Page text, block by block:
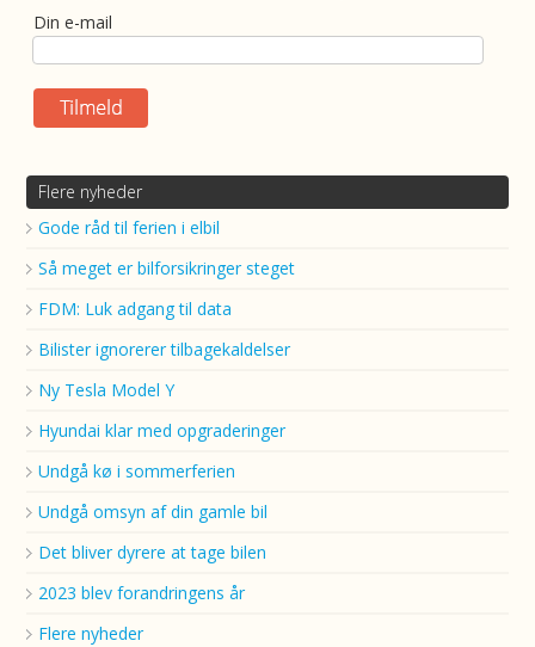
Din e-mail
Flere nyheder
Gode råd til ferien i elbil
Så meget er bilforsikringer steget
FDM: Luk adgang til data
Bilister ignorerer tilbagekaldelser
Ny Tesla Model Y
Hyundai klar med opgraderinger
Undgå kø i sommerferien
Undgå omsyn af din gamle bil
Det bliver dyrere at tage bilen
2023 blev forandringens år
Flere nyheder